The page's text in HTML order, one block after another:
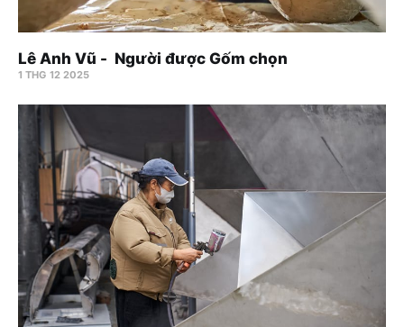
Lê Anh Vũ - Người được Gốm chọn
1 THG 12 2025